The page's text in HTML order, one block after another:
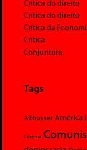
Crítica do direito
Crítica do direito
Crítica da
Crítica
Conjuntura
Tags
Althusser América
Cinema